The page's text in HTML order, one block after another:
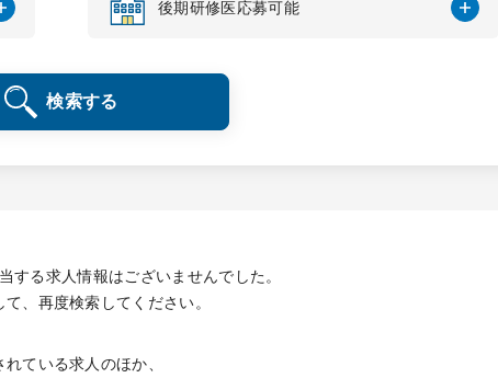
後期研修医応募可能
検索する
する求人情報はございませんでした。
、再度検索してください。
れている求人のほか、